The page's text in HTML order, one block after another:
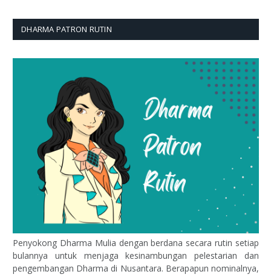
DHARMA PATRON RUTIN
Penyokong Dharma Mulia dengan berdana secara rutin setiap
bulannya untuk menjaga kesinambungan pelestarian dan
pengembangan Dharma di Nusantara. Berapapun nominalnya,